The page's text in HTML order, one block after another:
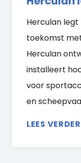
Herculan
toekomst
Herculan
installeert
voor
en
LEES VERDER